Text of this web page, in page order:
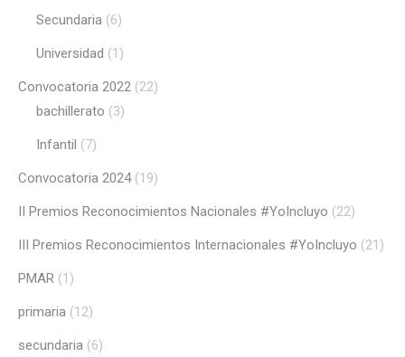
Secundaria (6)
Universidad (1)
Convocatoria 2022 (22)
bachillerato (3)
Infantil (7)
Convocatoria 2024(19)
II Premios Reconocimientos Nacionales #YoIncluyo (22)
III Premios Reconocimientos Internacionales #YoIncluyo (21)
PMAR (1)
primaria (12)
secundaria (6)